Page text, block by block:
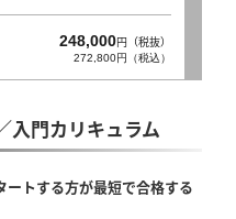
248,000円（税抜）
272,800円（税込）
入門カリキュラム
トする方が最短で合格する